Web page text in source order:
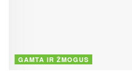
GAMTA IR ŽMOGUS